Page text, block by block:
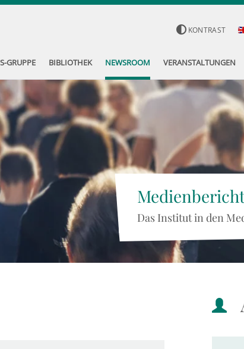
KONTRAST
GRUPPE BIBLIOTHEK NEWSROOM VERANSTALTUNGEN
Das Institut in den